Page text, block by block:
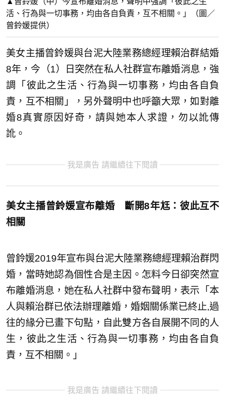
活、行為與一切事務，均由各自負責，互不相關。」（圖／
曾鈴媛提供）
美女主播曾鈴媛與台泥大陸業務總經理賴治群結婚
8年，今（1）日突然在私人社群宣布離婚消息，強
調「彼此之生活、行為與一切事務，均由各自負
責，互不相關」，另外聲明中也呼籲大眾，如對離
婚8真實原因好奇，請與她本人求證，勿以訛傳
訛。
我是廣告 請繼續往下閱讀
美女主播曾鈴媛宣布離婚 斷開8年尪：彼此互不
相關
曾鈴媛2019年宣布與台泥大陸業務總經理賴治群閃
婚，當時她認為個性合是主因。怎料今日卻突然宣
布離婚消息，她在私人社群中發布聲明，表示「本
人與賴治群已依法辦理離婚，婚姻關係業已終止,過
往的緣分已畫下句點，自此雙方各自展開不同的人
生，彼此之生活、行為與一切事務，均由各自負
責，互不相關。」
我是廣告 請繼續往下閱讀